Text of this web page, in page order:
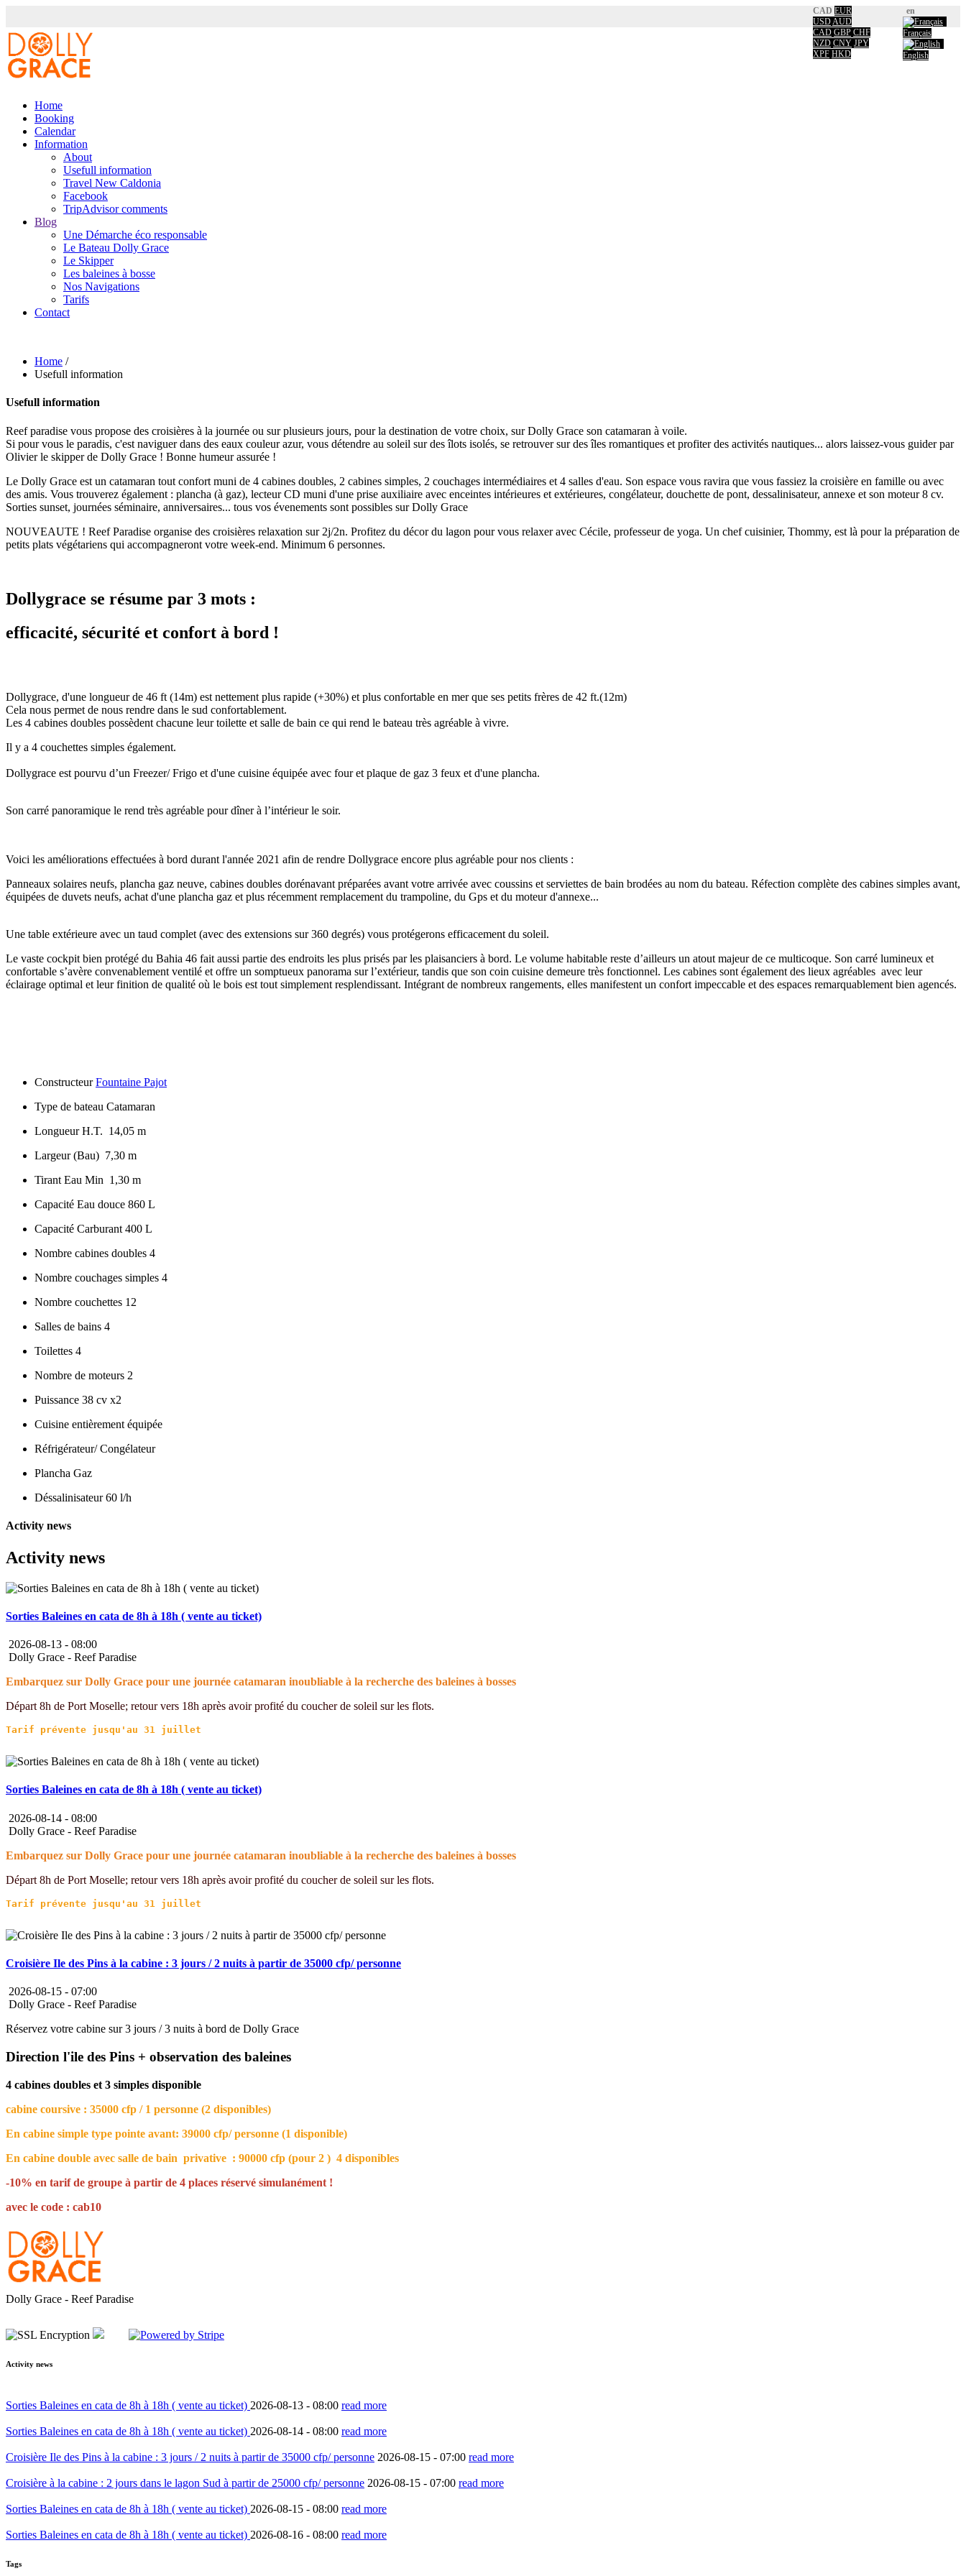
en
Français
English
CAD EUR
USDAUD
CAD GBP CHF
NZD CNY JPY
XPF HKD
Home
Booking
Calendar
Information
About
Usefull information
Travel New Caldonia
Facebook
TripAdvisor comments
Blog
Une Démarche éco responsable
Le Bateau Dolly Grace
Le Skipper
Les baleines à bosse
Nos Navigations
Tarifs
Contact
Home /
Usefull information
Usefull information
Reef paradise vous propose des croisières à la journée ou sur plusieurs jours, pour la destination de votre choix, sur Dolly Grace son catamaran à voile.
Si pour vous le paradis, c'est naviguer dans des eaux couleur azur, vous détendre au soleil sur des îlots isolés, se retrouver sur des îles romantiques et profiter des activités nautiques... alors laissez-vous guider par
Olivier le skipper de Dolly Grace ! Bonne humeur assurée !
Le Dolly Grace est un catamaran tout confort muni de 4 cabines doubles, 2 cabines simples, 2 couchages intermédiaires et 4 salles d'eau. Son espace vous ravira que vous fassiez la croisière en famille ou avec
des amis. Vous trouverez également : plancha (à gaz), lecteur CD muni d'une prise auxiliaire avec enceintes intérieures et extérieures, congélateur, douchette de pont, dessalinisateur, annexe et son moteur 8 cv.
Sorties sunset, journées séminaire, anniversaires... tous vos évenements sont possibles sur Dolly Grace
NOUVEAUTE ! Reef Paradise organise des croisières relaxation sur 2j/2n. Profitez du décor du lagon pour vous relaxer avec Cécile, professeur de yoga. Un chef cuisinier, Thommy, est là pour la préparation de
petits plats végétariens qui accompagneront votre week-end. Minimum 6 personnes.
Dollygrace se résume par 3 mots :
efficacité, sécurité et confort à bord !
Dollygrace, d'une longueur de 46 ft (14m) est nettement plus rapide (+30%) et plus confortable en mer que ses petits frères de 42 ft.(12m)
Cela nous permet de nous rendre dans le sud confortablement.
Les 4 cabines doubles possèdent chacune leur toilette et salle de bain ce qui rend le bateau très agréable à vivre.
Il y a 4 couchettes simples également.
Dollygrace est pourvu d’un Freezer/ Frigo et d'une cuisine équipée avec four et plaque de gaz 3 feux et d'une plancha.
Son carré panoramique le rend très agréable pour dîner à l’intérieur le soir.
Voici les améliorations effectuées à bord durant l'année 2021 afin de rendre Dollygrace encore plus agréable pour nos clients :
Panneaux solaires neufs, plancha gaz neuve, cabines doubles dorénavant préparées avant votre arrivée avec coussins et serviettes de bain brodées au nom du bateau. Réfection complète des cabines simples avant,
équipées de duvets neufs, achat d'une plancha gaz et plus récemment remplacement du trampoline, du Gps et du moteur d'annexe...
Une table extérieure avec un taud complet (avec des extensions sur 360 degrés) vous protégerons efficacement du soleil.
Le vaste cockpit bien protégé du Bahia 46 fait aussi partie des endroits les plus prisés par les plaisanciers à bord. Le volume habitable reste d’ailleurs un atout majeur de ce multicoque. Son carré lumineux et
confortable s’avère convenablement ventilé et offre un somptueux panorama sur l’extérieur, tandis que son coin cuisine demeure très fonctionnel. Les cabines sont également des lieux agréables avec leur
éclairage optimal et leur finition de qualité où le bois est tout simplement resplendissant. Intégrant de nombreux rangements, elles manifestent un confort impeccable et des espaces remarquablement bien agencés.
ConstructeurFountaine Pajot
Type de bateau Catamaran
Longueur H.T. 14,05 m
Largeur (Bau) 7,30 m
Tirant Eau Min 1,30 m
Capacité Eau douce 860 L
Capacité Carburant 400 L
Nombre cabines doubles 4
Nombre couchages simples 4
Nombre couchettes 12
Salles de bains 4
Toilettes 4
Nombre de moteurs 2
Puissance 38 cv x2
Cuisine entièrement équipée
Réfrigérateur/ Congélateur
Plancha Gaz
Déssalinisateur 60 l/h
Activity news
Activity news
Sorties Baleines en cata de 8h à 18h ( vente au ticket)
2026-08-13 - 08:00
Dolly Grace - Reef Paradise
Embarquez sur Dolly Grace pour une journée catamaran inoubliable à la recherche des baleines à bosses
Départ 8h de Port Moselle; retour vers 18h après avoir profité du coucher de soleil sur les flots.
Sorties Baleines en cata de 8h à 18h ( vente au ticket)
2026-08-14 - 08:00
Dolly Grace - Reef Paradise
Embarquez sur Dolly Grace pour une journée catamaran inoubliable à la recherche des baleines à bosses
Départ 8h de Port Moselle; retour vers 18h après avoir profité du coucher de soleil sur les flots.
Croisière Ile des Pins à la cabine : 3 jours / 2 nuits à partir de 35000 cfp/ personne
2026-08-15 - 07:00
Dolly Grace - Reef Paradise
Réservez votre cabine sur 3 jours / 3 nuits à bord de Dolly Grace
Direction l'ile des Pins + observation des baleines
4 cabines doubles et 3 simples disponible
cabine coursive : 35000 cfp / 1 personne (2 disponibles)
En cabine simple type pointe avant: 39000 cfp/ personne (1 disponible)
En cabine double avec salle de bain privative : 90000 cfp (pour 2 ) 4 disponibles
-10% en tarif de groupe à partir de 4 places réservé simulanément !
avec le code : cab10
Dolly Grace - Reef Paradise
Activity news
Sorties Baleines en cata de 8h à 18h ( vente au ticket) 2026-08-13 - 08:00 read more
Sorties Baleines en cata de 8h à 18h ( vente au ticket) 2026-08-14 - 08:00 read more
Croisière Ile des Pins à la cabine : 3 jours / 2 nuits à partir de 35000 cfp/ personne 2026-08-15 - 07:00 read more
Croisière à la cabine : 2 jours dans le lagon Sud à partir de 25000 cfp/ personne 2026-08-15 - 07:00 read more
Sorties Baleines en cata de 8h à 18h ( vente au ticket) 2026-08-15 - 08:00 read more
Sorties Baleines en cata de 8h à 18h ( vente au ticket) 2026-08-16 - 08:00 read more
Tags